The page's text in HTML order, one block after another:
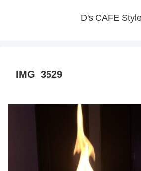
D's CAFE Style
IMG_3529